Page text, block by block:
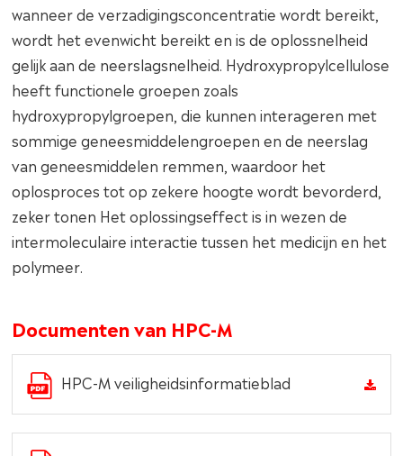
wanneer de verzadigingsconcentratie wordt bereikt,
wordt het evenwicht bereikt en is de oplossnelheid
gelijk aan de neerslagsnelheid. Hydroxypropylcellulose
heeft functionele groepen zoals
hydroxypropylgroepen, die kunnen interageren met
sommige geneesmiddelengroepen en de neerslag
van geneesmiddelen remmen, waardoor het
oplosproces tot op zekere hoogte wordt bevorderd,
zeker tonen Het oplossingseffect is in wezen de
intermoleculaire interactie tussen het medicijn en het
polymeer.
Documenten van HPC-M
HPC-M veiligheidsinformatieblad